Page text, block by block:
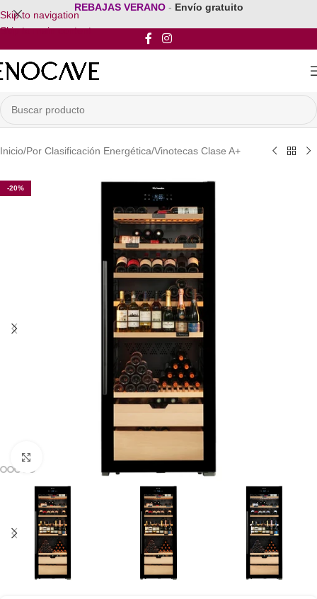
Skip to navigation
Skip to main content
REBAJAS VERANO - Envío gratuito
Inicio/Por Clasificación Energética/Vinotecas Clase A+
-20%